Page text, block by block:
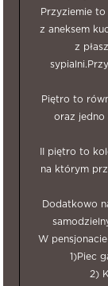
Przyziemie to
z aneksem
z
Piętro to
oraz jedno
II piętro to
na którym
Dodatkowo
W
1)Piec
2)